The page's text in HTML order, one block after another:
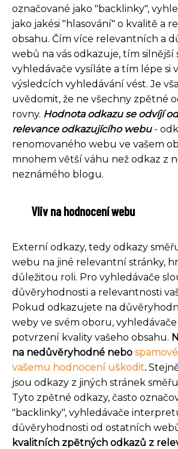
označované jako "backlinky",
jako jakési "hlasování" o kvalitě a
obsahu. Čím více relevantních a
webů na vás odkazuje, tím silnější
vyhledávače vysíláte a tím lépe si
výsledcích vyhledávání vést. Je
uvědomit, že ne všechny zpětné
rovny. Hodnota odkazu se odvíjí
relevance odkazujícího webu-
renomovaného webu ve vašem
mnohem větší váhu než odkaz z
neznámého blogu.
Vliv na hodnocení webu
Externí odkazy, tedy odkazy
webu na jiné relevantní stránky,
důležitou roli. Pro vyhledávače
důvěryhodnosti a relevantnosti
Pokud odkazujete na
weby ve svém oboru,
potvrzení kvality vašeho obsahu.
na nedůvěryhodné nebo
vašemu hodnocení uškodit.
jsou odkazy z jiných stránek
Tyto zpětné odkazy, často
"backlinky", vyhledávače
důvěryhodnosti od ostatních
kvalitních zpětných odkazů z